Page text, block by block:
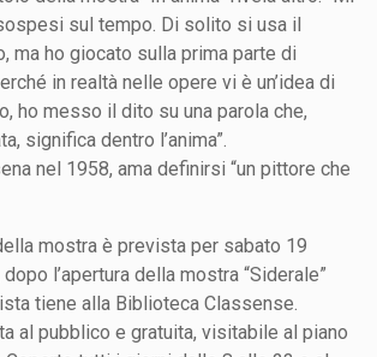
sul tempo. Di solito si usa il
ma ho giocato sulla prima parte di
in realtà nelle opere vi è un’idea di
ho messo il dito su una parola che,
significa dentro l’anima”.
nel 1958, ama definirsi “un pittore che
mostra è prevista per sabato 19
l’apertura della mostra “Siderale”
tiene alla Biblioteca Classense.
al pubblico e gratuita, visitabile al piano